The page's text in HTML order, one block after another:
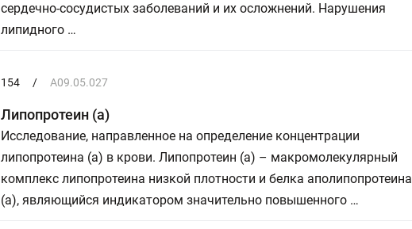
сердечно-сосудистых заболеваний и их осложнений. Нарушения
липидного …
154 / A09.05.027
Липопротеин (a)
Исследование, направленное на определение концентрации
липопротеина (а) в крови. Липопротеин (а) – макромолекулярный
комплекс липопротеина низкой плотности и белка аполипопротеина
(а), являющийся индикатором значительно повышенного …